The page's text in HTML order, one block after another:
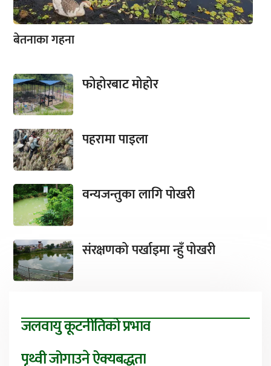
बेतनाका गहना
फोहोरबाट मोहोर
पहरामा पाइला
वन्यजन्तुका लागि पोखरी
संरक्षणको पर्खाइमा न्हुँ पोखरी
जलवायु कूटनीतिको प्रभाव
पृथ्वी जोगाउने ऐक्यबद्धता